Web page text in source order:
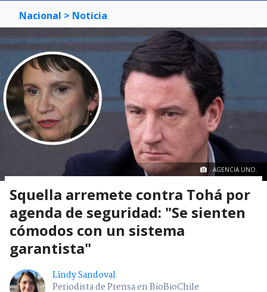
Nacional > Noticia
AGENCIA UNO.
Squella arremete contra Tohá por
agenda de seguridad: "Se sienten
cómodos con un sistema
garantista"
Lindy Sandoval
Periodista de Prensa en BioBioChile